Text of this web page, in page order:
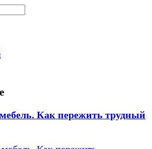
Как пережить трудный